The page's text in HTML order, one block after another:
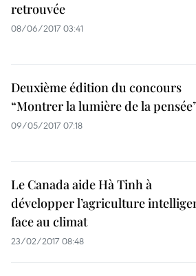
retrouvée
08/06/2017 03:41
Deuxième édition du concours
“Montrer la lumière de la
09/05/2017 07:18
Le Canada aide Hà Tinh à
développer l’agriculture
face au climat
23/02/2017 08:48